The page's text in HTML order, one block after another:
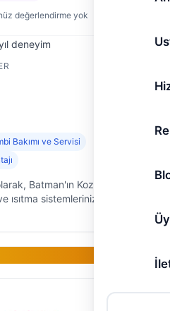
değerlendirme yok
deneyim
Bakımı ve Servisi
Batman'ın Kozluk
ısıtma sistemlerinizde